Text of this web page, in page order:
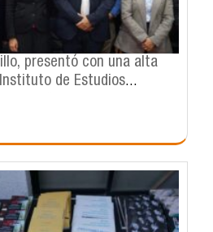
presentó con una alta
de Estudios
libro: “Make Our People
democrática, discurso y